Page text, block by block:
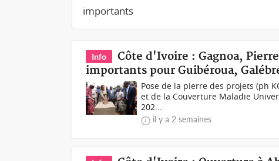
Info
Côte d'Ivoire : Gagnoa,
importants pour Guibéroua,
Pose de la pierre des projets (ph
et de la Couverture Maladie
202...
il y a 2 semaines